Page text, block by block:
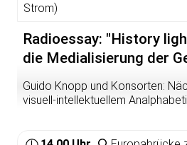
Strom)
Radioessay: "History
die Medialisierung der
Guido Knopp und Konsorten:
visuell-intellektuellem